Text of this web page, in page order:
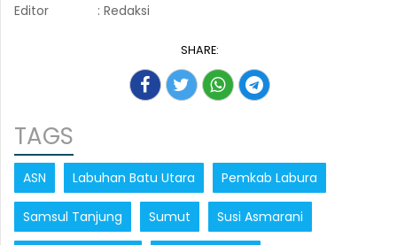
Editor : Redaksi
SHARE:
TAGS
ASN Labuhan Batu Utara Pemkab Labura
Samsul Tanjung Sumut Susi Asmarani